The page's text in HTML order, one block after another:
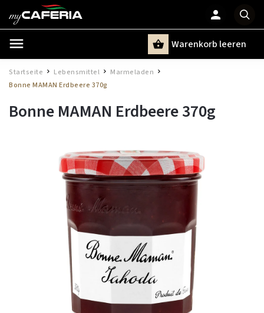
Warenkorb leeren
Startseite / Lebensmittel / Marmeladen /
Bonne MAMAN Erdbeere 370g
Bonne MAMAN Erdbeere 370g